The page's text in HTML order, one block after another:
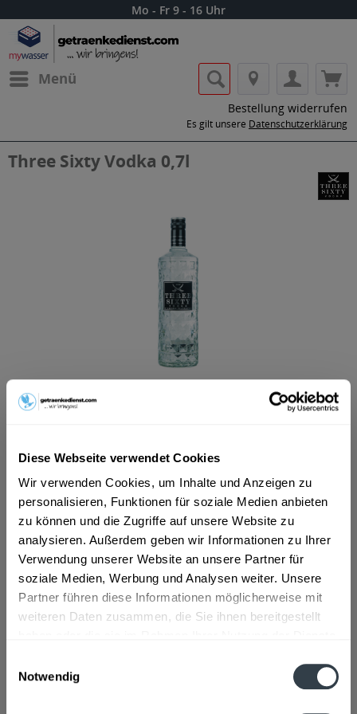
Diese Webseite verwendet Cookies
Wir verwenden Cookies, um Inhalte und Anzeigen zu
personalisieren, Funktionen für soziale Medien anbieten
zu können und die Zugriffe auf unsere Website zu
analysieren. Außerdem geben wir Informationen zu Ihrer
Verwendung unserer Website an unsere Partner für
soziale Medien, Werbung und Analysen weiter. Unsere
Partner führen diese Informationen möglicherweise mit
weiteren Daten zusammen, die Sie ihnen bereitgestellt
Notwendig
Mo - Fr 9 - 16 Uhr
Menü
Bestellung widerrufen
Es gilt unsere Datenschutzerklärung
Three Sixty Vodka 0,7l
Dieser Artikel steht derzeit nicht zur Verfügung!
Inhalt:0.7 Liter (19,99 € * / 1 Liter)
inkl. MwSt.
zzgl. Lieferkosten
Derzeit nicht verfügbar.
Artikel-Nr.: 11961
Beschreibung
"THREE SIXTY VODKA legt einen Auftritt der Extraklasse
hin: mit der markanten... mehr
Mit Farbstoff